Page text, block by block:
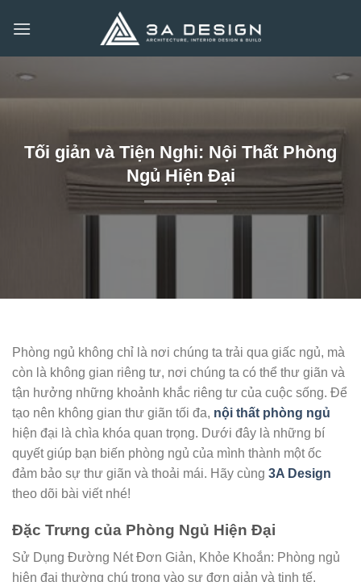
qua
Tối giản và Tiện Nghi: Nội Thất Phòng
Ngủ Hiện Đại
Phòng ngủ không chỉ là nơi chúng ta trải qua giấc ngủ, mà
còn là không gian riêng tư, nơi chúng ta có thể thư giãn và
tận hưởng những khoảnh khắc riêng tư của cuộc sống. Để
tạo nên không gian thư giãn tối đa, nội thất phòng ngủ
hiện đại là chìa khóa quan trọng. Dưới đây là những bí
quyết giúp bạn biến phòng ngủ của mình thành một ốc
đảm bảo sự thư giãn và thoải mái. Hãy cùng 3A Design
theo dõi bài viết nhé!
Đặc Trưng của Phòng Ngủ Hiện Đại
Sử Dụng Đường Nét Đơn Giản, Khỏe Khoắn: Phòng ngủ
hiện đại thường chú trọng vào sự đơn giản và tinh tế.